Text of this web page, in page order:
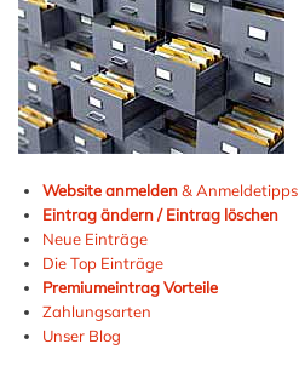
Website anmelden& Anmeldetipps
Eintrag ändern / Eintrag löschen
Neue Einträge
Die Top Einträge
Premiumeintrag Vorteile
Zahlungsarten
Unser Blog